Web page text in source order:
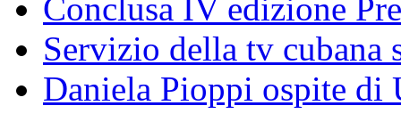
Conclusa IV edizione
Servizio della tv
Daniela Pioppi ospite di